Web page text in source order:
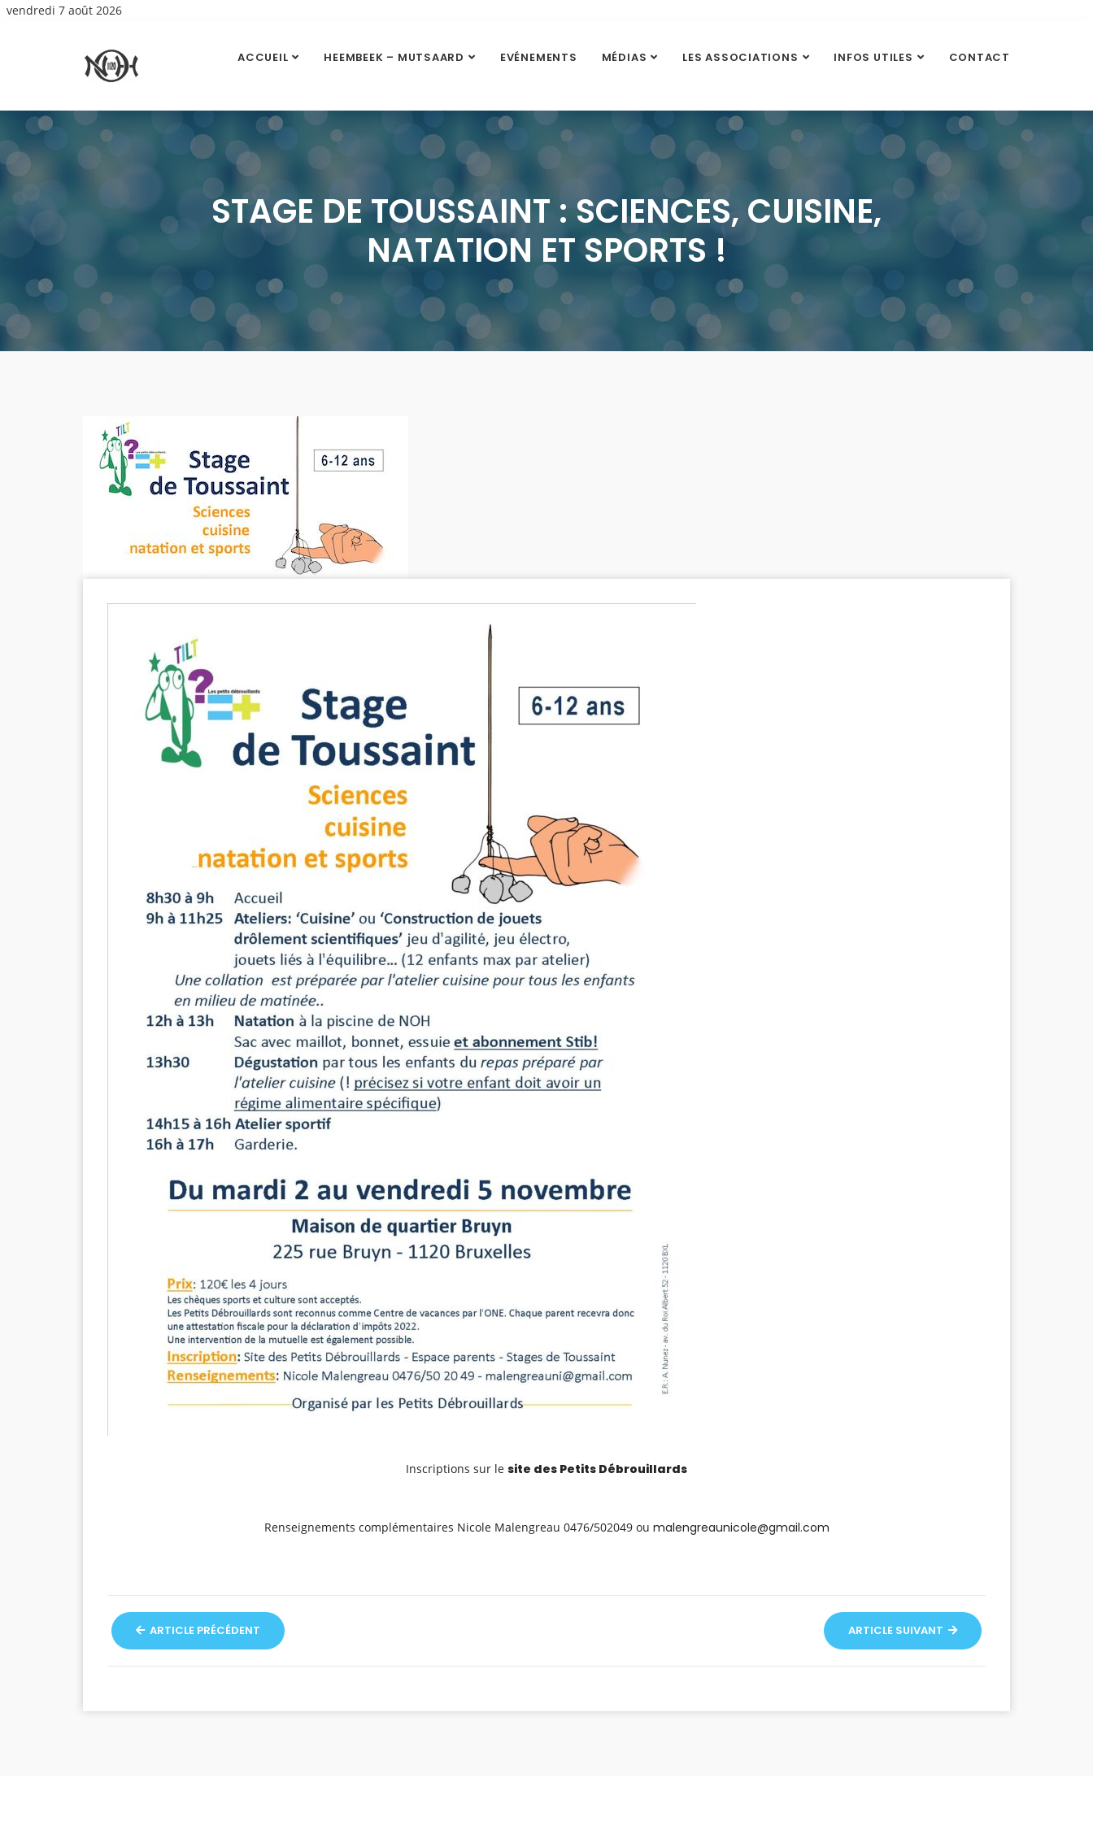
vendredi 7 août 2026
ACCUEIL HEEMBEEK – MUTSAARD EVÉNEMENTS MÉDIAS LES ASSOCIATIONS INFOS UTILES CONTACT
STAGE DE TOUSSAINT : SCIENCES, CUISINE,
NATATION ET SPORTS !
Inscriptions sur le site des Petits Débrouillards
Renseignements complémentaires Nicole Malengreau 0476/502049 ou malengreaunicole@gmail.com
ARTICLE PRÉCÉDENT ARTICLE SUIVANT